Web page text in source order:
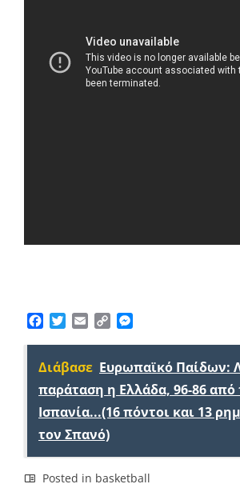
Facebook
TwitterEmailCopy
Διάβασε Ευρωπαϊκό Παίδων:
παράταση η Ελλάδα, 96-86 από
Ισπανία...(16 πόντοι και 13
τον Σπανό)
Posted in basketball